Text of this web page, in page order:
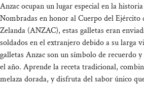
Anzac ocupan un lugar especial en la
Nombradas en honor al Cuerpo del Ejército
Zelanda (ANZAC), estas galletas eran
soldados en el extranjero debido a su larga
galletas Anzac son un símbolo de recuerdo
el año. Aprende la receta tradicional,
melaza dorada, y disfruta del sabor único